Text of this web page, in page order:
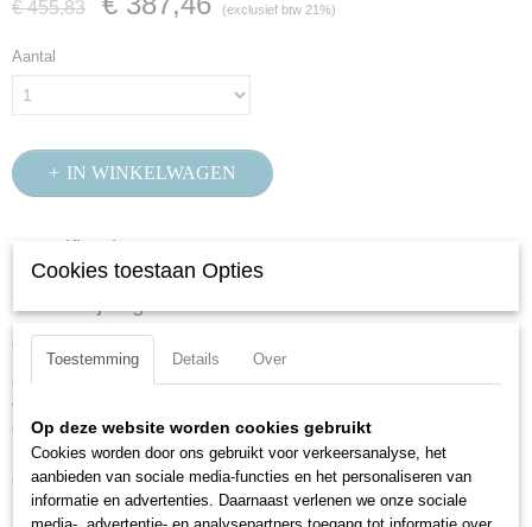
€ 455,83 (exclusief btw 21%)
Aantal
IN WINKELWAGEN
Specificaties
1213A10950ZP
8024986534658
1213A10950ZP
Netto gewicht
11,32 Kg
Cilinder ISO 15552 -3- d 100 slag 950 dema.
Cilinder volgens ISO 15552 met glad buisprofiel welke aan 1 zijde is
voorzien van sensorsleuven
Ook verkrijgbaar als enkelwerkend of met doorlopende zuigerstang
Brede keus in afdichtingen zoals: NBR, FKM/FPM, low-temp en speciale
afschrapers op de zuigerstang.
Merk:Metal Work
Cookies toestaan Opties
Toestemming Details Over
Op deze website worden cookies gebruikt
Cookies worden door ons gebruikt voor verkeersanalyse, het
aanbieden van sociale media-functies en het personaliseren van
informatie en advertenties. Daarnaast verlenen we onze sociale